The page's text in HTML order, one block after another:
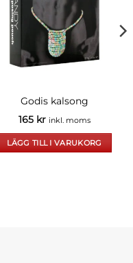
Godis kalsong
165 kr inkl. moms
LÄGG TILL I VARUKORG